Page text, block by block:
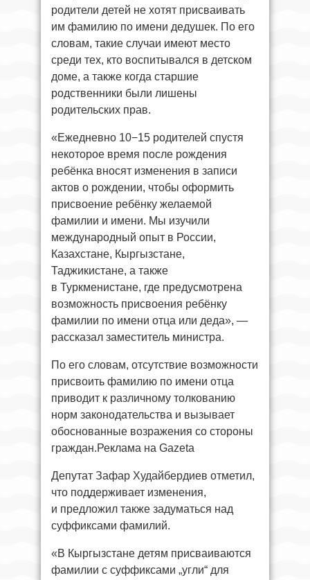
родители детей не хотят присваивать
им фамилию по имени дедушек. По его
словам, такие случаи имеют место
среди тех, кто воспитывался в детском
доме, а также когда старшие
родственники были лишены
родительских прав.
«Ежедневно 10−15 родителей спустя
некоторое время после рождения
ребёнка вносят изменения в записи
актов о рождении, чтобы оформить
присвоение ребёнку желаемой
фамилии и имени. Мы изучили
международный опыт в России,
Казахстане, Кыргызстане,
Таджикистане, а также
в Туркменистане, где предусмотрена
возможность присвоения ребёнку
фамилии по имени отца или деда», —
рассказал заместитель министра.
По его словам, отсутствие возможности
присвоить фамилию по имени отца
приводит к различному толкованию
норм законодательства и вызывает
обоснованные возражения со стороны
граждан.Реклама на Gazeta
Депутат Зафар Худайбердиев отметил,
что поддерживает изменения,
и предложил также задуматься над
суффиксами фамилий.
«В Кыргызстане детям присваиваются
фамилии с суффиксами „угли“ для